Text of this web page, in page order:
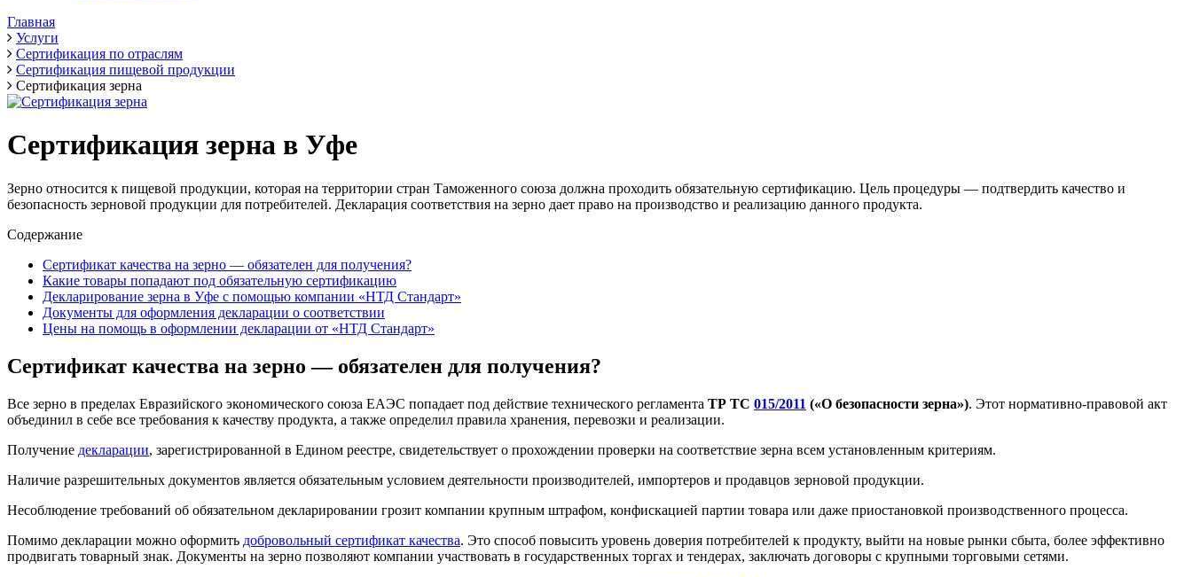
Главная
Услуги
Сертификация по отраслям
Сертификация пищевой продукции
Сертификация зерна
Сертификация зерна в Уфе
Зерно относится к пищевой продукции, которая на территории стран Таможенного союза должна проходить обязательную сертификацию. Цель процедуры — подтвердить качество и
безопасность зерновой продукции для потребителей. Декларация соответствия на зерно дает право на производство и реализацию данного продукта.
Содержание
Сертификат качества на зерно — обязателен для получения?
Какие товары попадают под обязательную сертификацию
Декларирование зерна в Уфе с помощью компании «НТД Стандарт»
Документы для оформления декларации о соответствии
Цены на помощь в оформлении декларации от «НТД Стандарт»
Сертификат качества на зерно — обязателен для получения?
Все зерно в пределах Евразийского экономического союза ЕАЭС попадает под действие технического регламента ТР ТС 015/2011 («О безопасности зерна»). Этот нормативно-правовой акт
объединил в себе все требования к качеству продукта, а также определил правила хранения, перевозки и реализации.
Получение декларации, зарегистрированной в Едином реестре, свидетельствует о прохождении проверки на соответствие зерна всем установленным критериям.
Наличие разрешительных документов является обязательным условием деятельности производителей, импортеров и продавцов зерновой продукции.
Несоблюдение требований об обязательном декларировании грозит компании крупным штрафом, конфискацией партии товара или даже приостановкой производственного процесса.
Помимо декларации можно оформить добровольный сертификат качества. Это способ повысить уровень доверия потребителей к продукту, выйти на новые рынки сбыта, более эффективно
продвигать товарный знак. Документы на зерно позволяют компании участвовать в государственных торгах и тендерах, заключать договоры с крупными торговыми сетями.